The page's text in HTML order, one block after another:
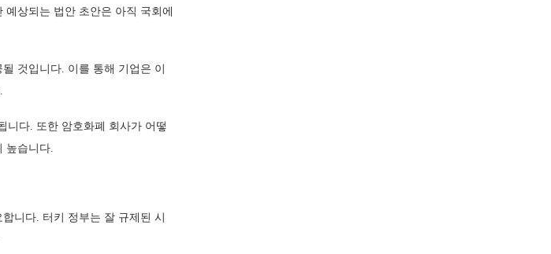
상되는 법안 초안은 아직 국회에
것입니다. 이를 통해 기업은 이
니다. 또한 암호화폐 회사가 어떻
높습니다.
니다. 터키 정부는 잘 규제된 시